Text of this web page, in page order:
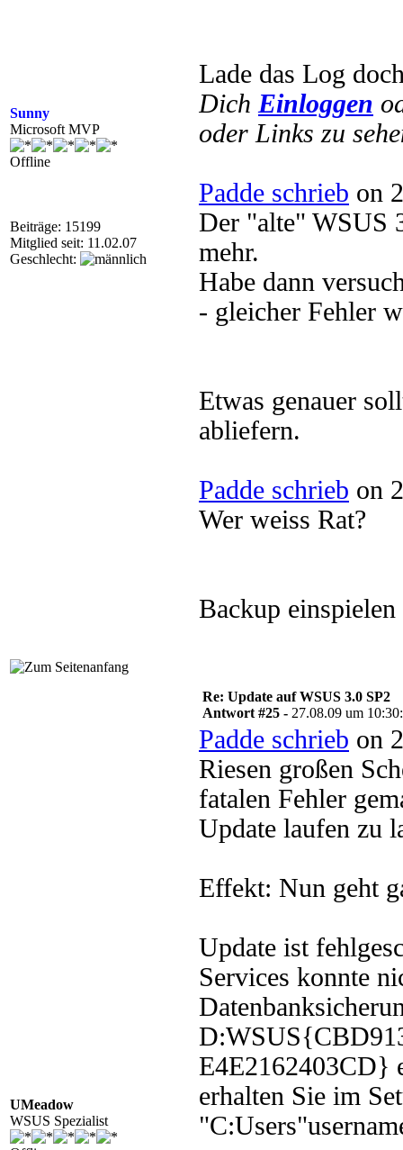
Sunny
Microsoft MVP
Offline
Beiträge: 15199
Mitglied seit: 11.02.07
Geschlecht:
Lade das Log
Dich Einloggen
oder Links zu
Padde schrieb on
Der "alte" WSUS
mehr.
Habe dann
- gleicher Fehler
Etwas genauer
abliefern.
Padde schrieb on
Wer weiss Rat?
Backup
UMeadow
WSUS Spezialist
Re: Update auf WSUS 3.0 SP2
Antwort #25 - 27.08.09 um
Padde schrieb on
Riesen großen
fatalen Fehler
Update laufen zu
Effekt: Nun geht
Update ist
Services konnte
E4E2162403CD}
erhalten Sie im